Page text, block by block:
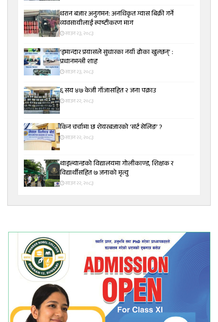
धरान बजार अनुगमन: अनधिकृत ग्यास बिक्री गर्ने
व्यवसायीलाई स्पष्टीकरण माग
साउन २३, २०८३
‘इमान्दार प्रयासले सुधारका नयाँ ढोका खुल्छन्’ :
प्रधानमन्त्री शाह
साउन २३, २०८३
६ सय ४७ केजी गाँजासहित २ जना पक्राउ
साउन २२, २०८३
किन चर्चामा छ शेयरबजारको ‘सर्ट सेलिङ’ ?
साउन २२, २०८३
थाइल्यान्डको विद्यालयमा गोलीकाण्ड, शिक्षक र
विद्यार्थीसहित ७ जनाको मृत्यु
साउन २२, २०८३